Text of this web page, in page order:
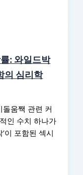
: 와일드박
의 심리학
움짹 관련 커
인 수치 하나가
이 포함된 섹시